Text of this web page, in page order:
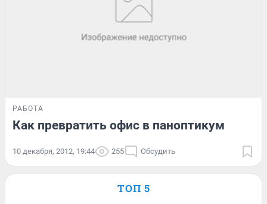
РАБОТА
Как превратить офис в паноптикум
10 декабря, 2012, 19:44 255 Обсудить
ТОП 5